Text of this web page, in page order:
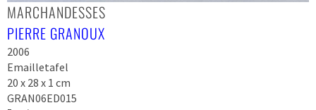
MARCHANDESSES
PIERRE GRANOUX
2006
Emailletafel
20 x 28 x 1 cm
GRAN06ED015